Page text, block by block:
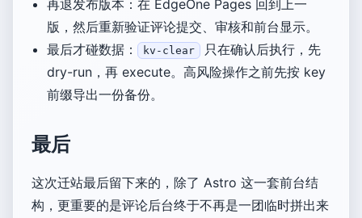
再退发布版本：在 EdgeOne Pages 回到上一
版，然后重新验证评论提交、审核和前台显示。
最后才碰数据： kv-clear
只在确认后执行，先
dry-run，再 execute。高风险操作之前先按 key
前缀导出一份备份。
最后
这次迁站最后留下来的，除了 Astro 这一套前台结
构，更重要的是评论后台终于不再是一团临时拼出来